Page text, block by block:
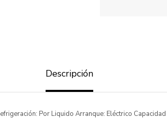
Descripción
Por Liquido Arranque: Eléctrico